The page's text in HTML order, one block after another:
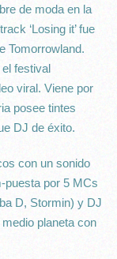
de moda en la
‘Losing it’ fue
Tomorrowland.
festival
viral. Viene por
posee tintes
DJ de éxito.
con un sonido
puesta por 5 MCs
D, Stormin) y DJ
planeta con